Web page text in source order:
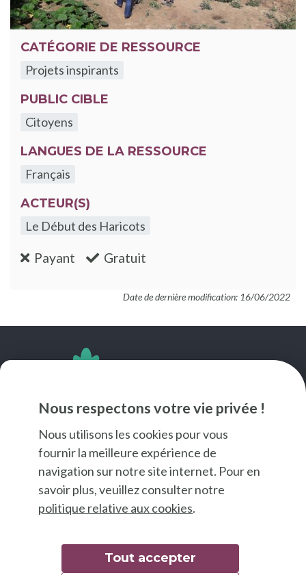
Nous respectons votre vie privée !
Nous utilisons les cookies pour vous
fournir la meilleure expérience de
navigation sur notre site internet. Pour en
savoir plus, veuillez consulter notre
politique relative aux cookies.
Tout accepter
CATÉGORIE DE RESSOURCE
Projets inspirants
PUBLIC CIBLE
Citoyens
LANGUES DE LA RESSOURCE
Français
ACTEUR(S)
Le Début des Haricots
Payant :non Gratuit
Date de dernière modification: 16/06/2022